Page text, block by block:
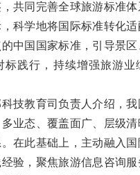
共同完善全球旅游标准
科学地将国际标准转化
中国国家标准，引导景
标践行，持续增强旅游业
教育司负责人介绍，我
业态、覆盖面广、层级
在此基础上，主动融入
验，聚焦旅游信息咨询